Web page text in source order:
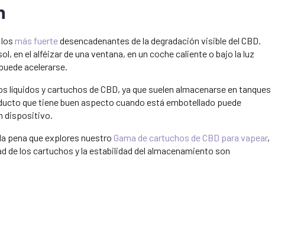
más fuertedesencadenantes de la degradación visible del CBD.
en el alféizar de una ventana, en un coche caliente o bajo la luz
acelerarse.
y cartuchos de CBD, ya que suelen almacenarse en tanques
que tiene buen aspecto cuando está embotellado puede
dispositivo.
pena que explores nuestro Gama de cartuchos de CBD para vapear,
de los cartuchos y la estabilidad del almacenamiento son